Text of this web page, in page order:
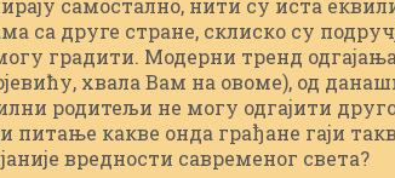
самостално, нити су иста
са друге стране, склиско су
градити. Модерни тренд
хвала Вам на овоме), од
родитељи не могу одгајити
питање какве онда грађане гаји
вредности савременог света?